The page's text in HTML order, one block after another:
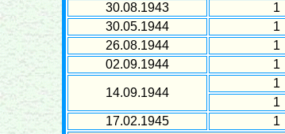
30.08.1943
1
30.05.1944
1
26.08.1944
1
02.09.1944
1
14.09.1944
1
1
17.02.1945
1